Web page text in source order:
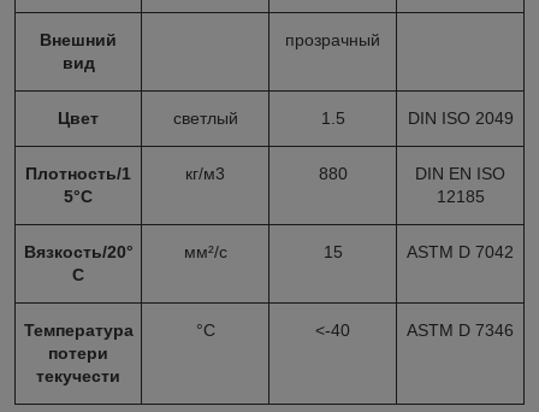
Внешний
вид
прозрачный
Цвет светлый 1.5 DIN ISO 2049
Плотность/1
5°С
кг/м3 880
DIN EN ISO
12185
Вязкость/20°
С
мм²/с 15 ASTM D 7042
Температура
потери
текучести
°C <-40 ASTM D 7346